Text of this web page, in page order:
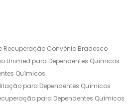
Recuperação Convênio Bradesco
Unimed para Dependentes Químicos
Químicos
para Dependentes Químicos
para Dependentes Químicos